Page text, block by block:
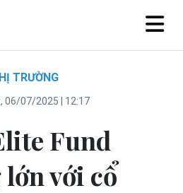
TRƯỜNG
06/07/2025 | 12:17
Fund
với cổ